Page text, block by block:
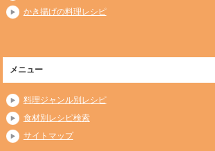
かき揚げの料理レシピ
メニュー
料理ジャンル別レシピ
食材別レシピ検索
サイトマップ